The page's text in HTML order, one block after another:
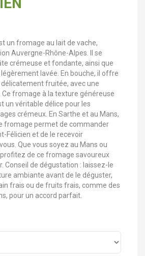
un fromage au lait de vache,
Auvergne-Rhône-Alpes. Il se
crémeuse et fondante, ainsi que
lavée. En bouche, il offre
fruitée, avec une
fromage à la texture généreuse
un véritable délice pour les
crémeux. En Sarthe et au Mans,
fromage permet de commander
Félicien et de le recevoir
Que vous soyez au Mans ou
de ce fromage savoureux
Conseil de dégustation : laissez-le
ambiante avant de le déguster,
frais ou de fruits frais, comme des
pour un accord parfait.